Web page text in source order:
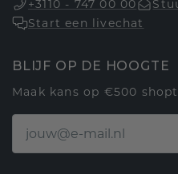
+3110 - 747 00 00
Start een livechat
BLIJF OP DE HOOGTE
Maak kans op €500